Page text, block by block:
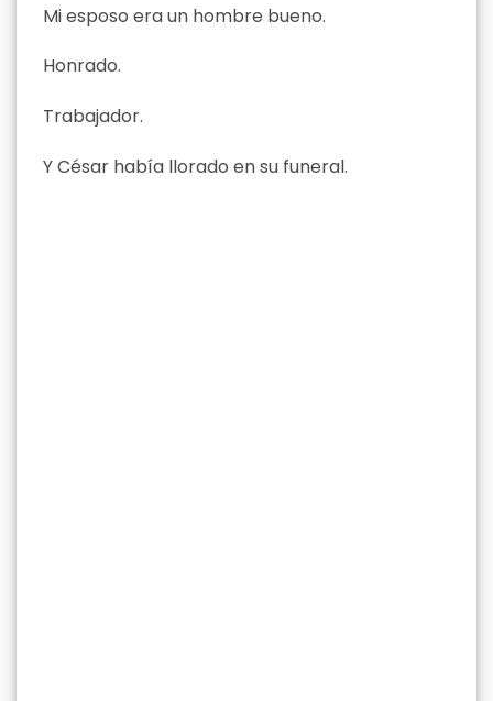
Mi esposo era un hombre bueno.
Honrado.
Trabajador.
Y César había llorado en su funeral.